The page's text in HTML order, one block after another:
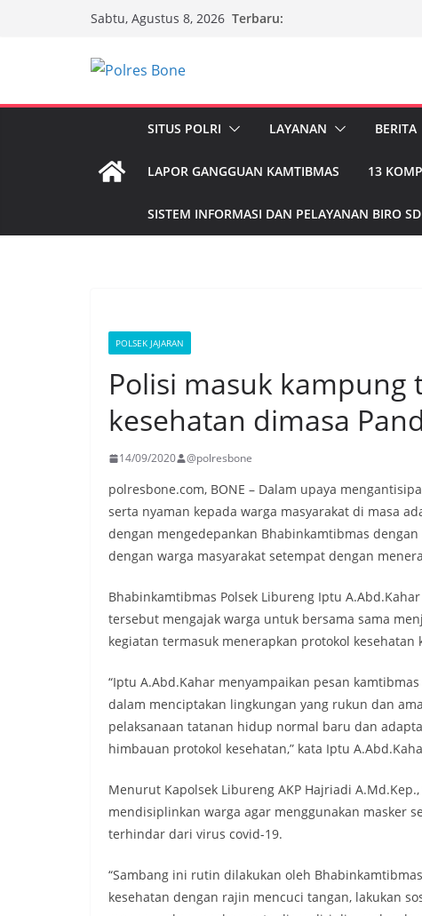
Sabtu, Agustus 8, 2026 Terbaru:
SITUS POLRI LAYANAN BERITA
LAPOR GANGGUAN KAMTIBMAS 13
SISTEM INFORMASI DAN PELAYANAN BIRO
POLSEK JAJARAN
Polisi masuk kampung
kesehatan dimasa
14/09/2020 @polresbone
polresbone.com, BONE – Dalam upaya
serta nyaman kepada warga masyarakat di masa
dengan mengedepankan Bhabinkamtibmas
dengan warga masyarakat setempat dengan
Bhabinkamtibmas Polsek Libureng Iptu
tersebut mengajak warga untuk bersama sama
kegiatan termasuk menerapkan protokol kesehatan
“Iptu A.Abd.Kahar menyampaikan pesan
dalam menciptakan lingkungan yang rukun dan
pelaksanaan tatanan hidup normal baru dan
himbauan protokol kesehatan,” kata Iptu
Menurut Kapolsek Libureng AKP Hajriadi
mendisiplinkan warga agar menggunakan masker
terhindar dari virus covid-19.
“Sambang ini rutin dilakukan oleh
kesehatan dengan rajin mencuci tangan, lakukan